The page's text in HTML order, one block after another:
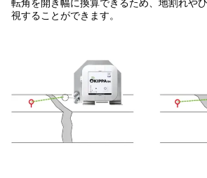
視することができます。